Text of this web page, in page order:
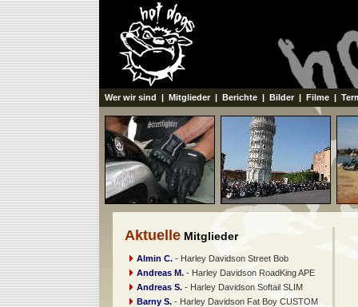
Wer wir sind | Mitglieder | Berichte | Bilder | Filme |
AktuelleMitglieder
Almin C.- Harley Davidson Street Bob
Andreas M.- Harley Davidson RoadKing APE
Andreas S.- Harley Davidson Softail SLIM
Barny S.- Harley Davidson Fat Boy CUSTOM